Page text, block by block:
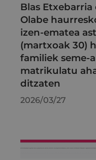
Blas
Olabe
izen-ematea
(martxoak 30)
familiek seme-
matrikulatu
ditzaten
2026/03/27